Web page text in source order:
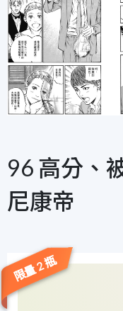
96 高分、
尼康帝
限量 2 瓶